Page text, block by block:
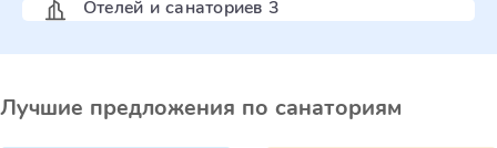
Отелей и санаториев 3
Лучшие предложения по санаториям